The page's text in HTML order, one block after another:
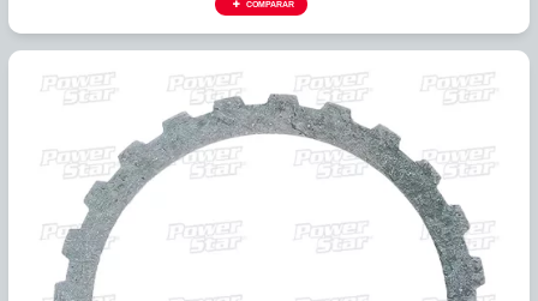
PLATO ACERO AW80-40LE, AW81-40LE, U441E B1 O.D,
COMPARAR